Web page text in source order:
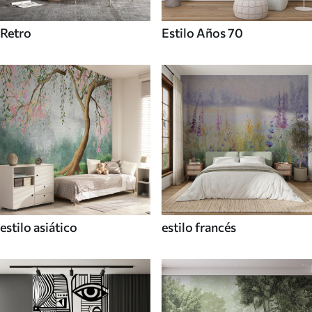
Retro Estilo Años 70
estilo asiático estilo francés